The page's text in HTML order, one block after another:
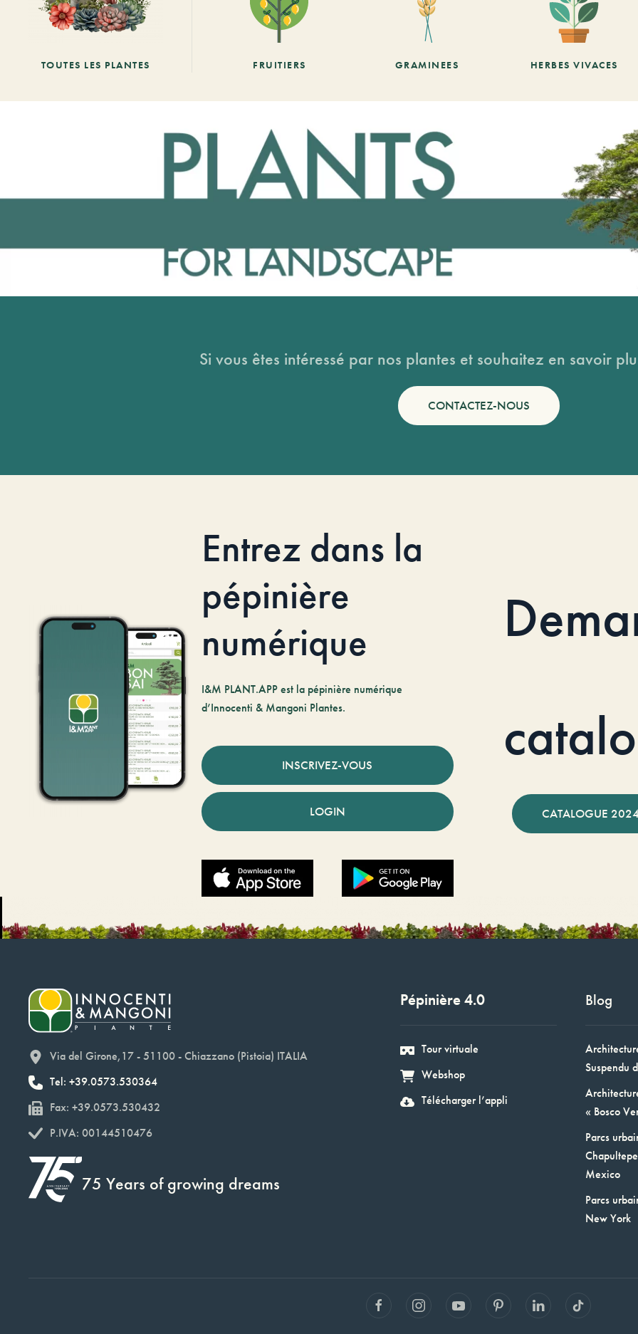
TOUTES LES PLANTES FRUITIERS GRAMINEES HERBES VIVACES
Si vous êtes intéressé par nos plantes et souhaitez en savoir
CONTACTEZ-NOUS
Entrez dans la
pépinière
numérique
I&M PLANT.APP est la pépinière numérique
d’Innocenti & Mangoni Plantes.
INSCRIVEZ-VOUS
LOGIN CATALOGUE
Via del Girone,17 - 51100 - Chiazzano (Pistoia) ITALIA
Tel: +39.0573.530364
Fax: +39.0573.530432
P.IVA: 00144510476
75 Years of growing dreams
Pépinière 4.0
Tour virtuale
Webshop
Télécharger l’appli
Blog
Suspendu
« Bosco
Parcs
Mexico
Parcs
New York